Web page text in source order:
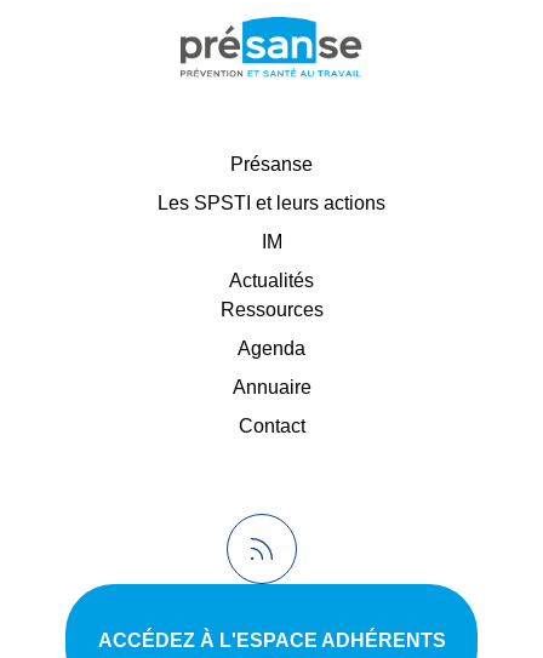
Présanse
Les SPSTI et leurs actions
IM
Actualités
Ressources
Agenda
Annuaire
Contact
ACCÉDEZ À L'ESPACE ADHÉRENTS